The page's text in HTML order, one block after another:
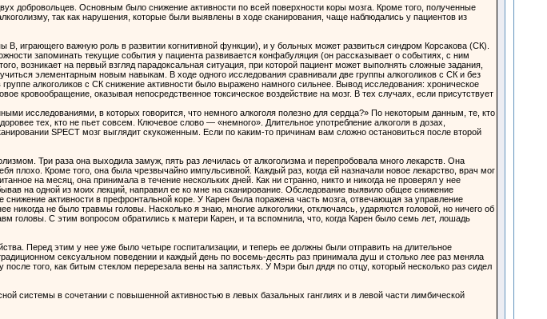
добровольцев. Основным было снижение активности по всей поверхности коры мозга. Кроме того, полученные
так как нарушения, которые были выявлены в ходе сканирования, чаще наблюдались у пациентов из
В, играющего важную роль в развитии когнитивной функции), и у больных может развиться синдром Корсакова (СК).
запоминать текущие события у пациента развивается конфабуляция (он рассказывает о событиях, с ним
возникает на первый взгляд парадоксальная ситуация, при которой пациент может выполнять сложные задания,
элементарным новым навыкам. В ходе одного исследования сравнивали две группы алкоголиков с СК и без
алкоголиков с СК снижение активности было выражено намного сильнее. Вывод исследования: хроническое
кровообращение, оказывая непосредственное токсическое воздействие на мозг. В тех случаях, если присутствует
исследованиями, в которых говорится, что немного алкоголя полезно для сердца?» По некоторым данным, те, кто
тех, кто не пьет совсем. Ключевое слово — «немного». Длительное употребление алкоголя в дозах,
SPECT мозг выглядит скукоженным. Если по каким-то причинам вам сложно остановиться после второй
Три раза она выходила замуж, пять раз лечилась от алкоголизма и перепробовала много лекарств. Она
плохо. Кроме того, она была чрезвычайно импульсивной. Каждый раз, когда ей назначали новое лекарство, врач мог
на месяц, она принимала в течение нескольких дней. Как ни странно, никто и никогда не проверял у нее
на одной из моих лекций, направил ее ко мне на сканирование. Обследование выявило общее снижение
снижение активности в префронтальной коре. У Карен была поражена часть мозга, отвечающая за управление
никогда не было травмы головы. Насколько я знаю, многие алкоголики, отключаясь, ударяются головой, но ничего об
головы. С этим вопросом обратились к матери Карен, и та вспомнила, что, когда Карен было семь лет, лошадь
Перед этим у нее уже было четыре госпитализации, и теперь ее должны были отправить на длительное
сексуальном поведении и каждый день по восемь-десять раз принимала душ и столько лее раз меняла
того, как битым стеклом перерезала вены на запястьях. У Мэри был дядя по отцу, который несколько раз сидел
системы в сочетании с повышенной активностью в левых базальных ганглиях и в левой части лимбической